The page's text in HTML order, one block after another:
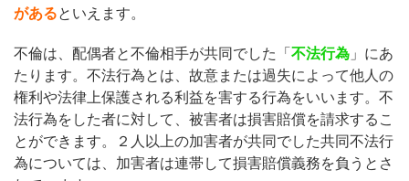
があるといえます。
不倫は、配偶者と不倫相手が共同でした「 不法行為 」にあ
たります。不法行為とは、故意または過失によって他人の
権利や法律上保護される利益を害する行為をいいます。不
法行為をした者に対して、被害者は損害賠償を請求するこ
とができます。２人以上の加害者が共同でした共同不法行
為については、加害者は連帯して損害賠償義務を負うとさ